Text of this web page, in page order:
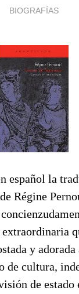
BIOGRAFÍAS
español la
Régine
y
de cultura,
de estado